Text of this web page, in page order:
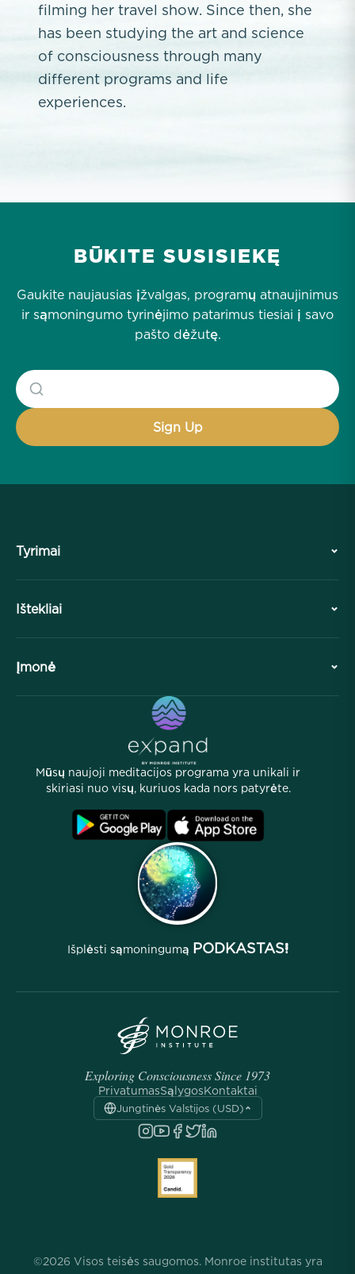
filming her travel show. Since then, she
has been studying the art and science
of consciousness through many
different programs and life
experiences.
BŪKITE SUSISIEKĘ
Gaukite naujausias įžvalgas, programų atnaujinimus
ir sąmoningumo tyrinėjimo patarimus tiesiai į savo
pašto dėžutę.
Tyrimai
Profesinė divizija
Straipsniai
Ištekliai
Nemokamos meditacijos
Partnerių programa
Įmonė
Vietos
Mūsų naujoji meditacijos programa yra unikali ir
skiriasi nuo visų, kuriuos kada nors patyrėte.
Išplėsti sąmoningumą PODKASTAS!
Exploring Consciousness Since 1973
PrivatumasSąlygosKontaktai
Jungtinės Valstijos (USD)
©2026 Visos teisės saugomos. Monroe institutas yra